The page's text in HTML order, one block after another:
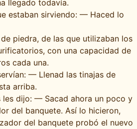
llegado todavía.
estaban sirviendo: — Haced lo
piedra, de las que utilizaban los
con una capacidad de
cada una.
— Llenad las tinajas de
arriba.
les dijo: — Sacad ahora un poco y
del banquete. Así lo hicieron,
del banquete probó el nuevo